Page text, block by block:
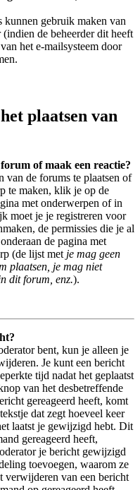
kunnen gebruik maken van
de beheerder dit heeft
het e-mailsysteem door
plaatsen van
of maak een reactie?
van de forums te plaatsen of
te maken, klik je op de
met onderwerpen of in
moet je je registreren voor
de permissies die je al
de pagina met
(de lijst met je mag geen
plaatsen, je mag niet
dit forum, enz.).
bent, kun je alleen je
Je kunt een bericht
tijd nadat het geplaatst
van het desbetreffende
gereageerd heeft, komt
dat zegt hoeveel keer
laatst je gewijzigd hebt. Dit
gereageerd heeft,
je bericht gewijzigd
toevoegen, waarom ze
verwijderen van een bericht